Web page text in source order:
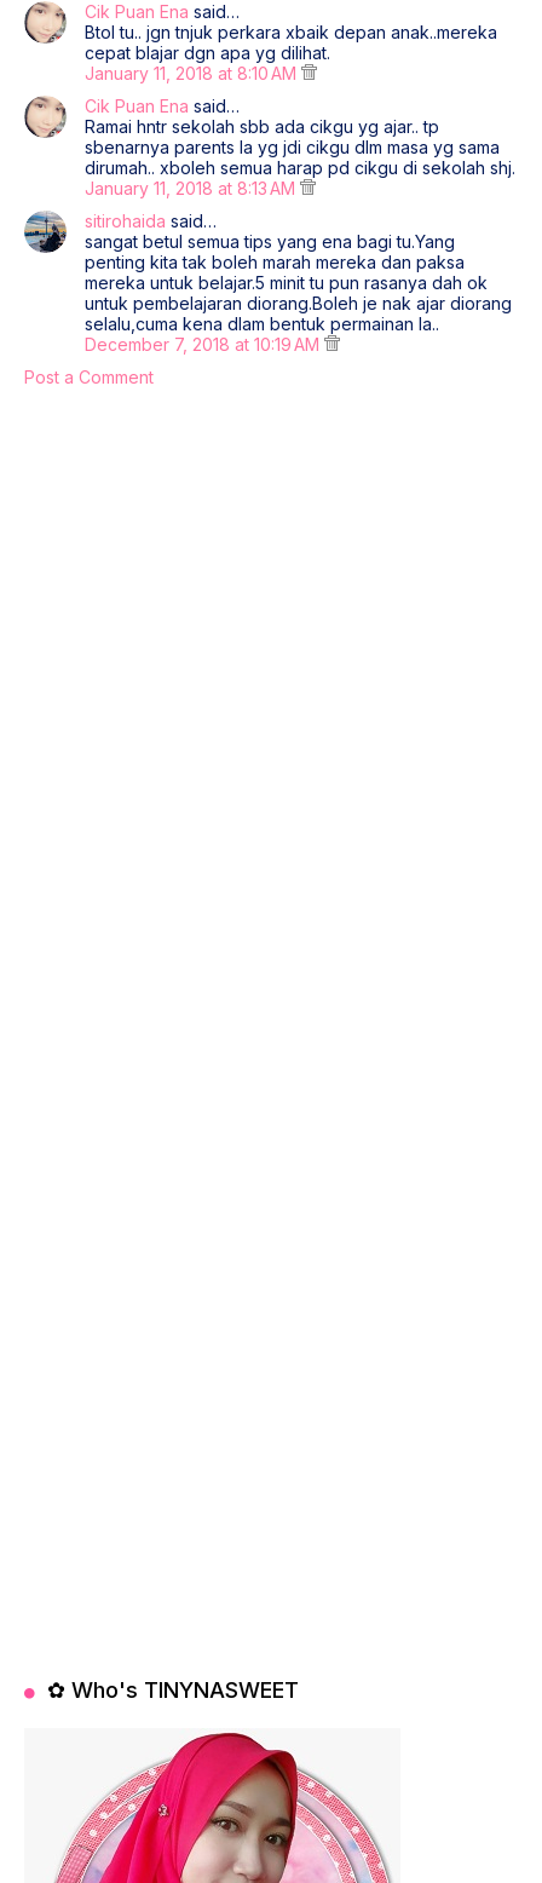
Cik Puan Ena said…
Btol tu.. jgn tnjuk perkara xbaik depan anak..mereka
cepat blajar dgn apa yg dilihat.
January 11, 2018 at 8:10 AM
Cik Puan Ena said…
Ramai hntr sekolah sbb ada cikgu yg ajar.. tp
sbenarnya parents la yg jdi cikgu dlm masa yg sama
dirumah.. xboleh semua harap pd cikgu di sekolah shj.
January 11, 2018 at 8:13 AM
sitirohaida said…
sangat betul semua tips yang ena bagi tu.Yang
penting kita tak boleh marah mereka dan paksa
mereka untuk belajar.5 minit tu pun rasanya dah ok
untuk pembelajaran diorang.Boleh je nak ajar diorang
selalu,cuma kena dlam bentuk permainan la..
December 7, 2018 at 10:19 AM
Post a Comment
✿ Who's TINYNASWEET